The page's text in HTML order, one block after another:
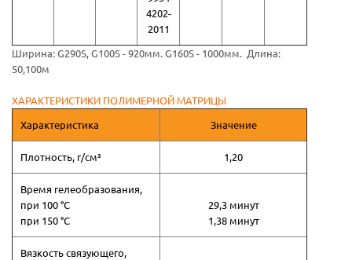
4202-
2011
Ширина: G290S, G100S - 920мм. G160S - 1000мм. Длина:
50,100м
ХАРАКТЕРИСТИКИ ПОЛИМЕРНОЙ МАТРИЦЫ
Характеристика
Значение
Плотность, г/см³ 1,20
Время гелеобразования,
при 100 °С
при 150 °С
29,3 минут
1,38 минут
Вязкость связующего,